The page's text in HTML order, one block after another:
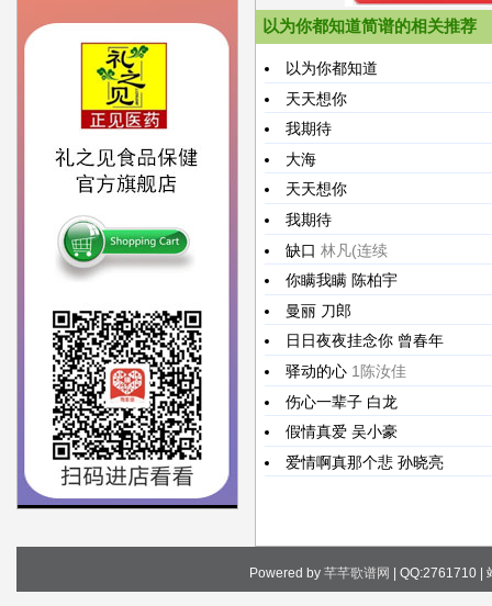
以为你都知道简谱的相关推荐
以为你都知道
天天想你
我期待
大海
天天想你
我期待
缺口 林凡(连续
你瞒我瞒 陈柏宇
曼丽 刀郎
日日夜夜挂念你 曾春年
驿动的心 1陈汝佳
伤心一辈子 白龙
假情真爱 吴小豪
爱情啊真那个悲 孙晓亮
Powered by 芊芊歌谱网 | QQ:2761710 |